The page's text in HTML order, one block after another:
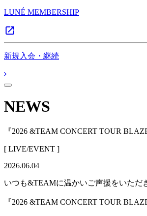
LUNÉ MEMBERSHIP
新規入会・継続
NEWS
『2026 &TEAM CONCERT TOUR
[ LIVE/EVENT ]
2026.06.04
いつも&TEAMに温かいご声援をいただ
『2026 &TEAM CONCERT TOUR